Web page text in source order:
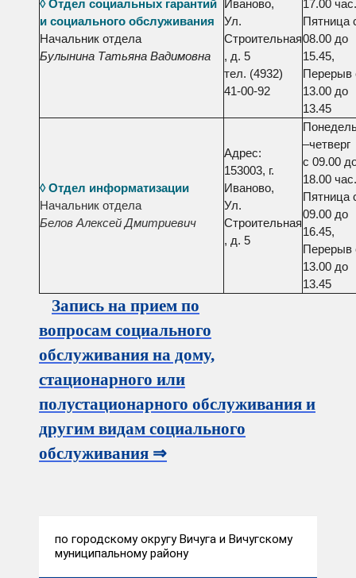
◊ Отдел социальных гарантий
и социального обслуживания
Начальник отдела
Булынина Татьяна Вадимовна
Иваново,
Ул.
Строительная
, д. 5
тел. (4932)
41-00-92
17.00
Пятница
08.00 до
15.45,
Перерыв
13.00 до
13.45
◊ Отдел информатизации
Начальник отдела
Белов Алексей Дмитриевич
Адрес:
153003, г.
Иваново,
Ул.
Строительная
, д. 5
–четверг
с 09.00
18.00
Пятница
09.00 до
16.45,
Перерыв
13.00 до
13.45
Запись на прием по
вопросам социального
обслуживания на дому,
стационарного или
полустационарного обслуживания и
другим видам социального
обслуживания ⇒
по городскому округу Вичуга и Вичугскому
муниципальному району